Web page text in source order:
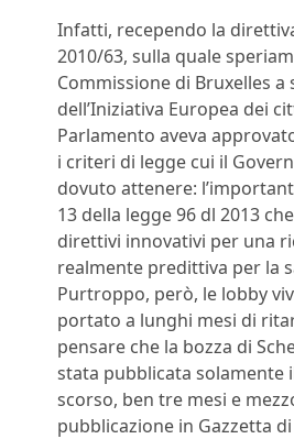
Infatti, recependo la
2010/63, sulla quale
Commissione di Bruxelles a
dell’Iniziativa Europea dei
Parlamento aveva
i criteri di legge cui il
dovuto attenere:
13 della legge 96 dl 2013
direttivi innovativi per una
realmente predittiva per la
Purtroppo, però, le lobby
portato a lunghi mesi di
pensare che la bozza di
stata pubblicata solamente
scorso, ben tre mesi e
pubblicazione in Gazzetta